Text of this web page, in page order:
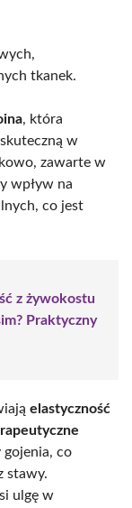
tkanek.
, która
w
zawarte w
wpływ na
co jest
z żywokostu
Praktyczny
elastyczność
co
stawy.
ulgę w